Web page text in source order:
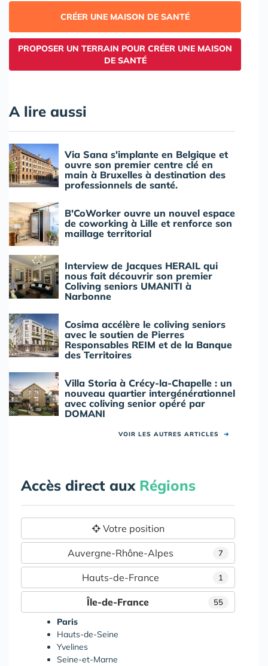
CRÉER UNE MAISON DE SANTÉ
PROPOSER UN TERRAIN POUR CRÉER UNE MAISON
DE SANTÉ
A lire aussi
Via Sana s'implante en Belgique et
ouvre son premier centre clé en
main à Bruxelles à destination des
professionnels de santé.
B'CoWorker ouvre un nouvel espace
de coworking à Lille et renforce son
maillage territorial
Interview de Jacques HERAIL qui
nous fait découvrir son premier
Coliving seniors UMANITI à
Narbonne
Cosima accélère le coliving seniors
avec le soutien de Pierres
Responsables REIM et de la Banque
des Territoires
Villa Storia à Crécy-la-Chapelle : un
nouveau quartier intergénérationnel
avec coliving senior opéré par
DOMANI
VOIR LES AUTRES ARTICLES ➜
Accès direct aux Régions
Votre position
7
Auvergne-Rhône-Alpes
1
Hauts-de-France
55
Île-de-France
Paris
Hauts-de-Seine
Yvelines
Seine-et-Marne